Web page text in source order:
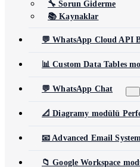
🔧 Sorun Giderme
📚 Kaynaklar
💬 WhatsApp Cloud API
📊 Custom Data Tables
💬 WhatsApp Chat
📐 Diagramy modülü
📧 Advanced Email
📁 Google Workspace